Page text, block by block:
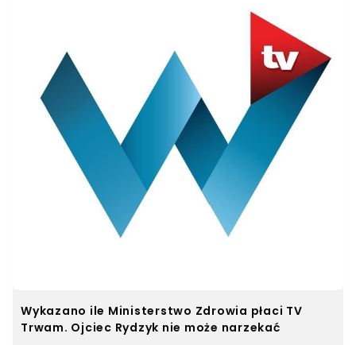
Wykazano ile Ministerstwo Zdrowia płaci TV
Trwam. Ojciec Rydzyk nie może narzekać